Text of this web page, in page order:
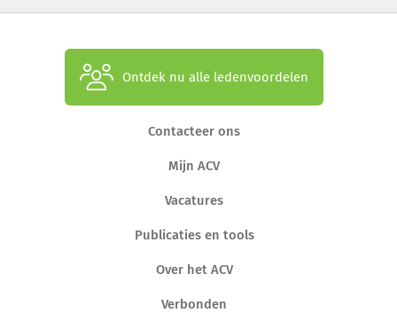
Ontdek nu alle ledenvoordelen
Contacteer ons
Mijn ACV
Vacatures
Publicaties en tools
Over het ACV
Verbonden